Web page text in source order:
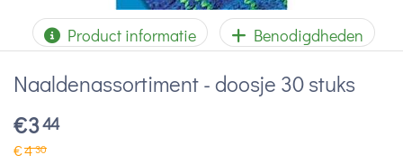
Product informatie Benodigdheden
Naaldenassortiment - doosje 30 stuks
€344
€430